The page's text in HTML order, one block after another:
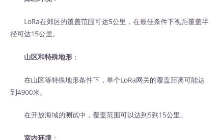
LoRa在郊区的覆盖范围可达5公里，在最佳条件下视距覆盖半
径可达15公里。
山区和特殊地形 ：
在山区等特殊地形条件下，单个LoRa网关的覆盖距离可能达
到4900米。
在开放海域的测试中，覆盖范围可以达到5到15公里。
室内环境 ：